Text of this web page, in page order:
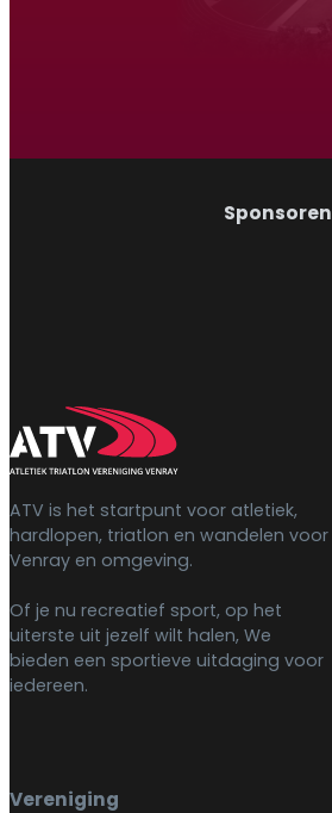
Sponsoren
ATV is het startpunt voor atletiek,
hardlopen, triatlon en wandelen voor
Venray en omgeving.
Of je nu recreatief sport, op het
uiterste uit jezelf wilt halen, We
bieden een sportieve uitdaging voor
iedereen.
Vereniging